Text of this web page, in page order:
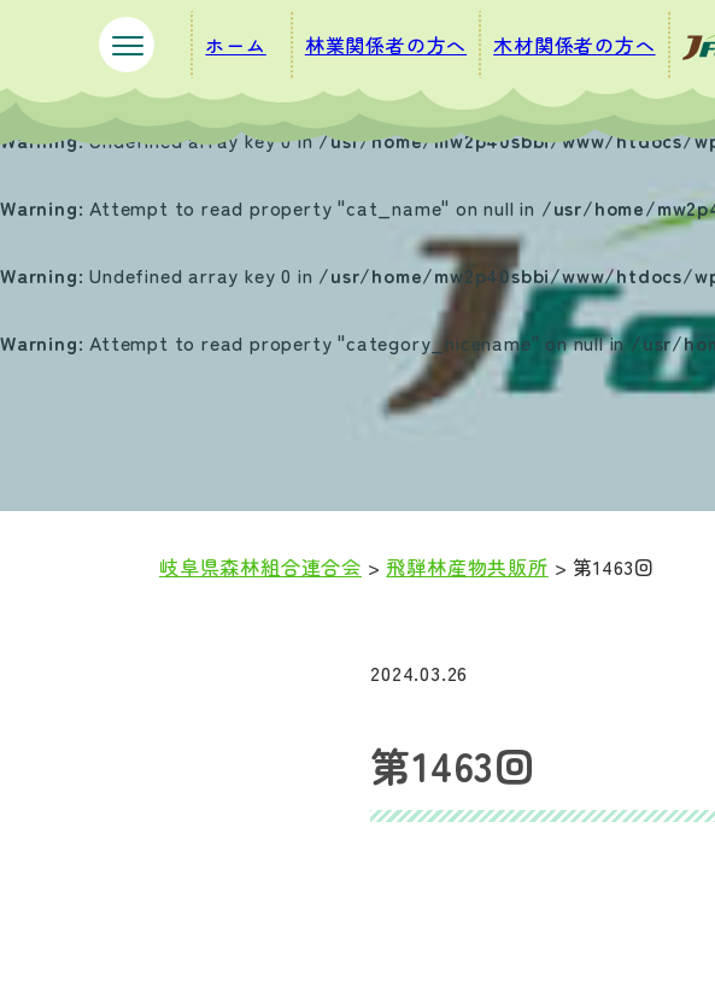
ジ
の
先
で
。
ュ
ー
を
ば
て
文
ホーム 林業関係者の方へ 木材関係者の方へ
Warning: Undefined array key 0 in/usr/home/mw2p40sbbi/www/htdocs/
Warning: Attempt to read property "cat_name" on null in /usr/home/
Warning: Undefined array key 0 in /usr/home/mw2p40sbbi/www/htdocs/
Warning: Attempt to read property "category_nicename" on null in/usr/
岐阜県森林組合連合会 > 飛騨林産物共販所 >第1463回
2024.03.26
第1463回